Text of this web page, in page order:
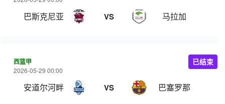
巴斯克尼亚 VS 马拉加
西篮甲
2026-05-29 00:00
安道尔河畔 VS 巴塞罗那
已结束